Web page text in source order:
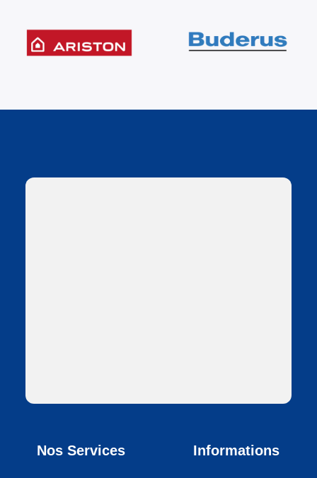
Nos Services Informations